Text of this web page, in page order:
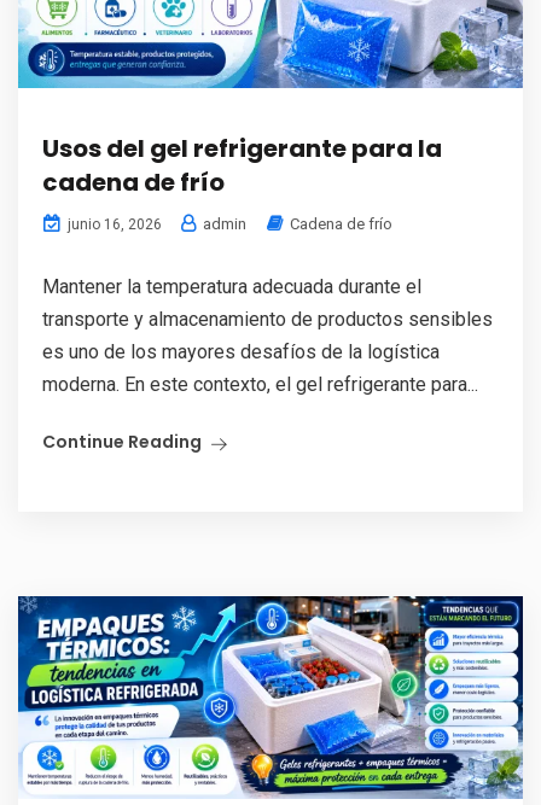
Usos del gel refrigerante para la
cadena de frío
junio 16, 2026 admin Cadena de frío
Mantener la temperatura adecuada durante el
transporte y almacenamiento de productos sensibles
es uno de los mayores desafíos de la logística
moderna. En este contexto, el gel refrigerante para...
Continue Reading